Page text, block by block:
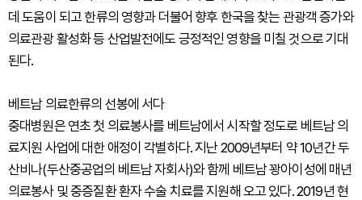
데 도움이 되고 한류의 영향과 더불어 향후 한국을 찾는 관광객 증가와
의료관광 활성화 등 산업발전에도 긍정적인 영향을 미칠 것으로 기대
된다.
베트남 의료한류의 선봉에 서다
중대병원은 연초 첫 의료봉사를 베트남에서 시작할 정도로 베트남 의
료지원 사업에 대한 애정이 각별하다. 지난 2009년부터 약 10년간 두
산비나(두산중공업의 베트남 자회사)와 함께 베트남 꽝아이성에 매년
의료봉사 및 중증질환 환자 수술 치료를 지원해 오고 있다. 2019년 현